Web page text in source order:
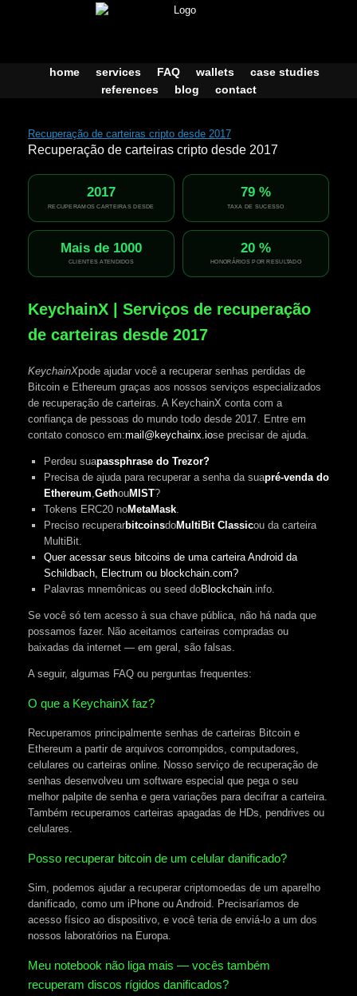
home services FAQ wallets
case studies
references
blog contact
Recuperação de carteiras cripto desde 2017
Recuperação de carteiras cripto desde 2017
2017
RECUPERAMOS CARTEIRAS DESDE
79 %
TAXA DE SUCESSO
Mais de 1000
CLIENTES ATENDIDOS
20 %
HONORÁRIOS POR RESULTADO
KeychainX | Serviços de recuperação
de carteiras desde 2017
KeychainXpode ajudar você a recuperar senhas perdidas de
Bitcoin e Ethereum graças aos nossos serviços especializados
de recuperação de carteiras. A KeychainX conta com a
confiança de pessoas do mundo todo desde 2017. Entre em
contato conosco em:mail@keychainx.iose precisar de ajuda.
Perdeu suapassphrase do Trezor?
Precisa de ajuda para recuperar a senha da suapré-venda do
Ethereum GethouMIST?
Tokens ERC20 noMetaMask.
Preciso recuperarbitcoinsdoMultiBit Classicou da carteira
MultiBit.
Quer acessar seus bitcoins de uma carteira Android da
Schildbach, Electrum ou blockchain.com?
Palavras mnemônicas ou seed doBlockchain.info.
Se você só tem acesso à sua chave pública, não há nada que
possamos fazer. Não aceitamos carteiras compradas ou
baixadas da internet — em geral, são falsas.
A seguir, algumas FAQ ou perguntas frequentes:
O que a KeychainX faz?
Recuperamos principalmente senhas de carteiras Bitcoin e
Ethereum a partir de arquivos corrompidos, computadores,
celulares ou carteiras online. Nosso serviço de recuperação de
senhas desenvolveu um software especial que pega o seu
melhor palpite de senha e gera variações para decifrar a carteira.
Também recuperamos carteiras apagadas de HDs, pendrives ou
celulares.
Posso recuperar bitcoin de um celular danificado?
Sim, podemos ajudar a recuperar criptomoedas de um aparelho
danificado, como um iPhone ou Android. Precisaríamos de
acesso físico ao dispositivo, e você teria de enviá-lo a um dos
nossos laboratórios na Europa.
Meu notebook não liga mais — vocês também
recuperam discos rígidos danificados?